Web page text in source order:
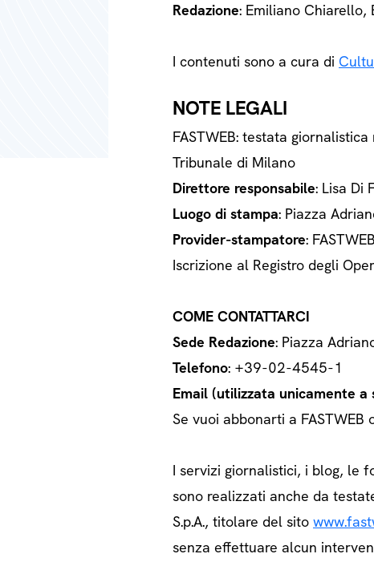
Redazione: Emiliano Chiarello,
I contenuti sono a cura di
NOTE LEGALI
FASTWEB: testata
Tribunale di Milano
Direttore responsabile: Lisa Di
Luogo di stampa: Piazza
Provider-stampatore:
Iscrizione al Registro degli
COME CONTATTARCI
Sede Redazione: Piazza
Telefono: +39-02-4545-1
Email (utilizzata unicamente a
Se vuoi abbonarti a
I servizi giornalistici, i blog, le
sono realizzati anche da
S.p.A., titolare del sito
senza effettuare alcun